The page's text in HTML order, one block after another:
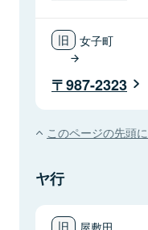
女子町
987-2323
このページの先頭
ヤ行
屋敷田